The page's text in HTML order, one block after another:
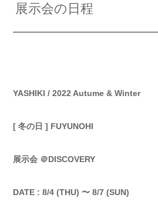
展示会の日程
YASHIKI / 2022 Autume & Winter
[ 冬の日 ] FUYUNOHI
展示会 ＠DISCOVERY
DATE : 8/4 (THU) 〜 8/7 (SUN)